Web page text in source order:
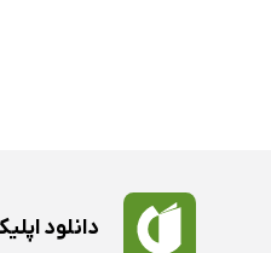
دانلود